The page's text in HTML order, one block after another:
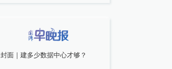
封面｜建多少数据中心才够？